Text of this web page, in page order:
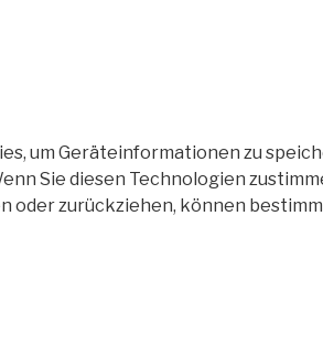
um Geräteinformationen zu
Sie diesen Technologien
oder zurückziehen, können